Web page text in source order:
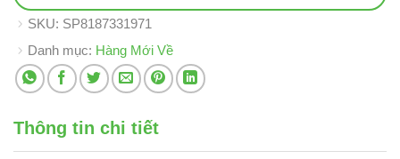
SKU: SP8187331971
Danh mục: Hàng Mới Về
Thông tin chi tiết